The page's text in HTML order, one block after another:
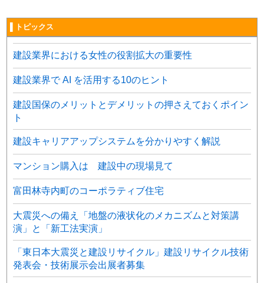
▌トピックス
建設業界における女性の役割拡大の重要性
建設業界で AI を活用する10のヒント
建設国保のメリットとデメリットの押さえておくポイン
ト
建設キャリアアップシステムを分かりやすく解説
マンション購入は 建設中の現場見て
富田林寺内町のコーポラティブ住宅
大震災への備え「地盤の液状化のメカニズムと対策講
演」と「新工法実演」
「東日本大震災と建設リサイクル」建設リサイクル技術
発表会・技術展示会出展者募集